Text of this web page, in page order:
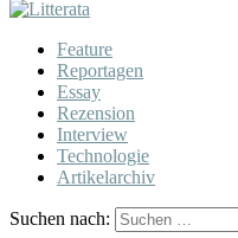
Feature
Reportagen
Essay
Rezension
Interview
Technologie
Artikelarchiv
Suchen nach: